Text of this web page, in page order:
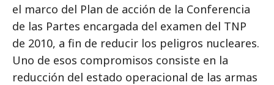
el marco del Plan de acción de la Conferencia
de las Partes encargada del examen del TNP
de 2010, a fin de reducir los peligros nucleares.
Uno de esos compromisos consiste en la
reducción del estado operacional de las armas